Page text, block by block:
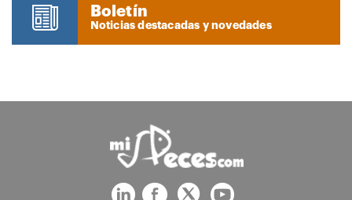
Boletín
Noticias destacadas y novedades